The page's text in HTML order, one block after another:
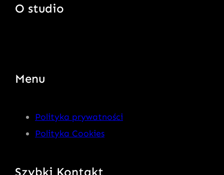
O studio
Menu
Polityka prywatności
Polityka Cookies
Szybki Kontakt